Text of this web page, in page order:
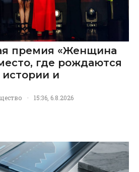
премия «Женщина
где рождаются
и
· 15:36, 6.8.2026